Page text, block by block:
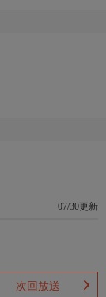
07/30更新
次回放送